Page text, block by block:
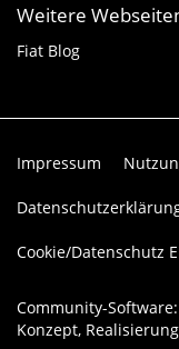
Weitere
Fiat Blog
Impressum
Cookie/Datenschutz
Community-Software:
Konzept,